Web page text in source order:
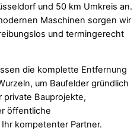
und 50 km Umkreis an.
Maschinen sorgen wir
und termingerecht
die komplette Entfernung
um Baufelder gründlich
private Bauprojekte,
öffentliche
kompetenter Partner.